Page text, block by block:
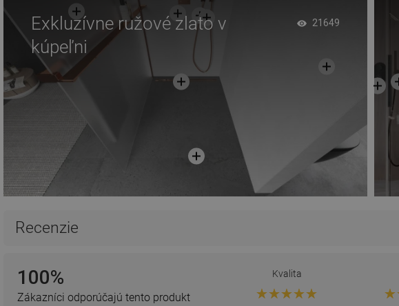
Exkluzívne ružové zlato v
kúpeľni
21649
Recenzie
100%
Zákazníci odporúčajú tento produkt
Kvalita